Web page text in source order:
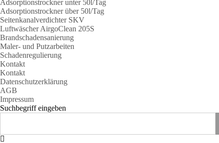
Adsorptionstrockner unter 50l/Tag
Adsorptionstrockner über 50l/Tag
Seitenkanalverdichter SKV
Luftwäscher AirgoClean 205S
Brandschadensanierung
Maler- und Putzarbeiten
Schadenregulierung
Kontakt
Kontakt
Datenschutzerklärung
AGB
Impressum
Suchbegriff eingeben